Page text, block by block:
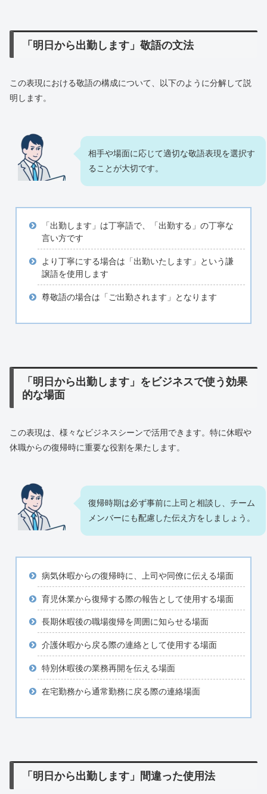
「明日から出勤します」敬語の文法
この表現における敬語の構成について、以下のように分解して説
明します。
相手や場面に応じて適切な敬語表現を選択す
ることが大切です。
「出勤します」は丁寧語で、「出勤する」の丁寧な
言い方です
より丁寧にする場合は「出勤いたします」という謙
譲語を使用します
尊敬語の場合は「ご出勤されます」となります
「明日から出勤します」をビジネスで使う効果
的な場面
この表現は、様々なビジネスシーンで活用できます。特に休暇や
休職からの復帰時に重要な役割を果たします。
復帰時期は必ず事前に上司と相談し、チーム
メンバーにも配慮した伝え方をしましょう。
病気休暇からの復帰時に、上司や同僚に伝える場面
育児休業から復帰する際の報告として使用する場面
長期休暇後の職場復帰を周囲に知らせる場面
介護休暇から戻る際の連絡として使用する場面
特別休暇後の業務再開を伝える場面
在宅勤務から通常勤務に戻る際の連絡場面
「明日から出勤します」間違った使用法